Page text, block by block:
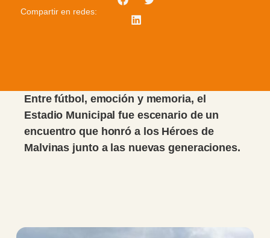
Compartir en redes:
Entre fútbol, emoción y memoria, el
Estadio Municipal fue escenario de un
encuentro que honró a los Héroes de
Malvinas junto a las nuevas generaciones.